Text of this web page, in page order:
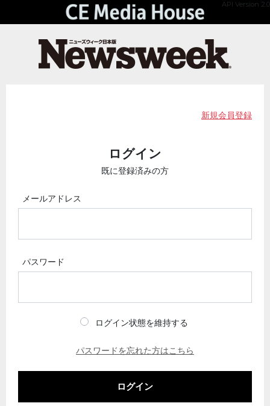
API Version 2.0
新規会員登録
ログイン
既に登録済みの方
メールアドレス
パスワード
ログイン状態を維持する
パスワードを忘れた方はこちら
ログイン